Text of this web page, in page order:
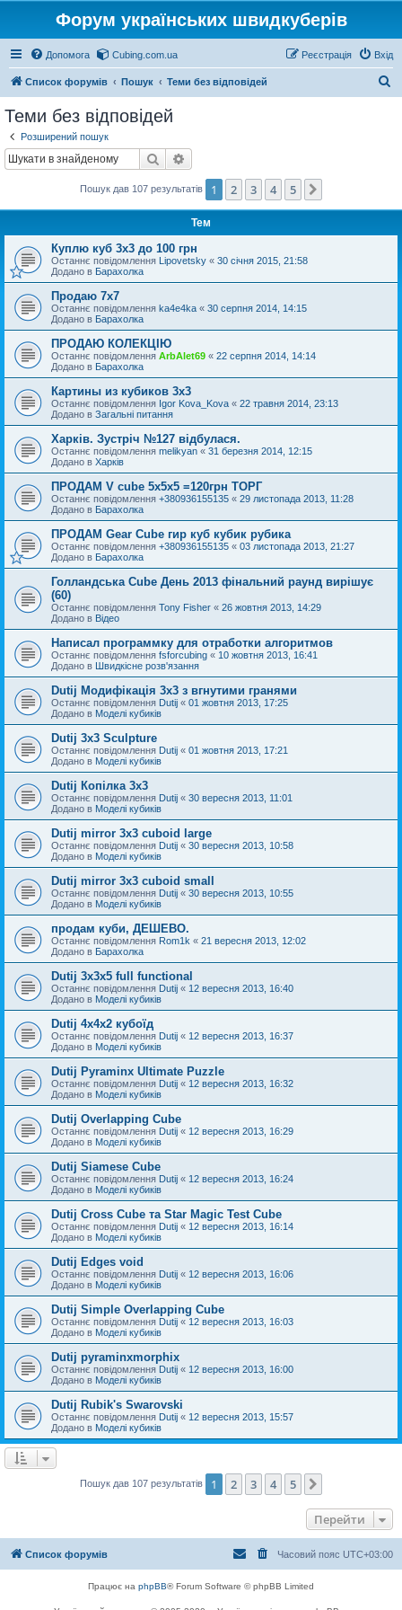
Форум українських швидкуберів
Допомога Cubing.com.ua Вхід
Реєстрація
Список форумів Пошук Теми без відповідей
Теми без відповідей
Розширений пошук
Пошук
Пошук дав 107 результатів 1 2 3 4 5
Тем
Куплю куб 3х3 до 100 грн
Останнє повідомлення Lipovetsky « 30 січня 2015, 21:58
Додано в Барахолка
Продаю 7х7
Останнє повідомлення ka4e4ka « 30 серпня 2014, 14:15
Додано в Барахолка
ПРОДАЮ КОЛЕКЦІЮ
Останнє повідомлення ArbAlet69 « 22 серпня 2014, 14:14
Додано в Барахолка
Картины из кубиков 3х3
Останнє повідомлення Igor Kova_Kova « 22 травня 2014, 23:13
Додано в Загальні питання
Харків. Зустріч №127 відбулася.
Останнє повідомлення melikyan « 31 березня 2014, 12:15
Додано в Харків
ПРОДАМ V cube 5x5x5 =120грн ТОРГ
Останнє повідомлення +380936155135 « 29 листопада 2013, 11:28
Додано в Барахолка
ПРОДАМ Gear Cube гир куб кубик рубика
Останнє повідомлення +380936155135 « 03 листопада 2013, 21:27
Додано в Барахолка
Голландська Cube День 2013 фінальний раунд вирішує
(60)
Останнє повідомлення Tony Fisher « 26 жовтня 2013, 14:29
Додано в Відео
Написал программку для отработки алгоритмов
Останнє повідомлення fsforcubing « 10 жовтня 2013, 16:41
Додано в Швидкісне розв'язання
Dutij Модифікація 3х3 з вгнутими гранями
Останнє повідомлення Dutij « 01 жовтня 2013, 17:25
Додано в Моделі кубиків
Dutij 3x3 Sculpture
Останнє повідомлення Dutij « 01 жовтня 2013, 17:21
Додано в Моделі кубиків
Dutij Копілка 3х3
Останнє повідомлення Dutij « 30 вересня 2013, 11:01
Додано в Моделі кубиків
Dutij mirror 3x3 cuboid large
Останнє повідомлення Dutij « 30 вересня 2013, 10:58
Додано в Моделі кубиків
Dutij mirror 3х3 cuboid small
Останнє повідомлення Dutij « 30 вересня 2013, 10:55
Додано в Моделі кубиків
продам куби, ДЕШЕВО.
Останнє повідомлення Rom1k « 21 вересня 2013, 12:02
Додано в Барахолка
Dutij 3х3х5 full functional
Останнє повідомлення Dutij « 12 вересня 2013, 16:40
Додано в Моделі кубиків
Dutij 4х4х2 кубоїд
Останнє повідомлення Dutij « 12 вересня 2013, 16:37
Додано в Моделі кубиків
Dutij Pyraminx Ultimate Puzzle
Останнє повідомлення Dutij « 12 вересня 2013, 16:32
Додано в Моделі кубиків
Dutij Overlapping Cube
Останнє повідомлення Dutij « 12 вересня 2013, 16:29
Додано в Моделі кубиків
Dutij Siamese Cube
Останнє повідомлення Dutij « 12 вересня 2013, 16:24
Додано в Моделі кубиків
Dutij Cross Cube та Star Magic Test Cube
Останнє повідомлення Dutij « 12 вересня 2013, 16:14
Додано в Моделі кубиків
Dutij Edges void
Останнє повідомлення Dutij « 12 вересня 2013, 16:06
Додано в Моделі кубиків
Dutij Simple Overlapping Cube
Останнє повідомлення Dutij « 12 вересня 2013, 16:03
Додано в Моделі кубиків
Dutij pyraminxmorphix
Останнє повідомлення Dutij « 12 вересня 2013, 16:00
Додано в Моделі кубиків
Dutij Rubik's Swarovski
Останнє повідомлення Dutij « 12 вересня 2013, 15:57
Додано в Моделі кубиків
Пошук дав 107 результатів 1 2 3 4 5
Перейти
Список форумів Часовий пояс UTC+03:00
Працює на phpBB® Forum Software © phpBB Limited